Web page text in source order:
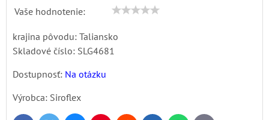
Vaše hodnotenie:
krajina pôvodu: Taliansko
Skladové číslo: SLG4681
Dostupnosť: Na otázku
Výrobca: Siroflex